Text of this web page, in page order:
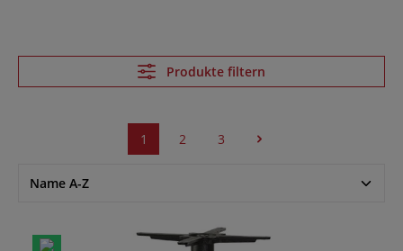
Produkte filtern
1 2 3